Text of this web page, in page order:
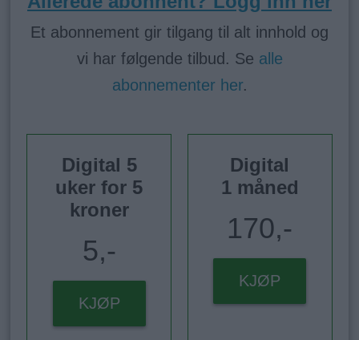
Et abonnement gir tilgang til alt innhold og
vi har følgende tilbud. Se alle
abonnementer her.
Digital 5
uker for 5
kroner
5,-
KJØP
Digital
1 måned
170,-
KJØP